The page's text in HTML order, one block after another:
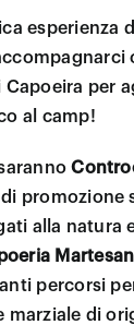
esperienza
Capoeira per
al camp!
promozione
alla natura
percorsi
marziale di